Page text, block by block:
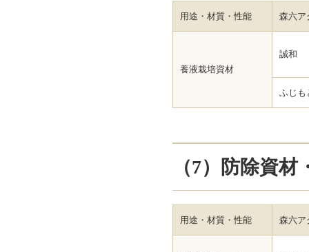
用途・材質・性能 森六ア
養液栽培資材
誠和
ふじも
（7）防除資材
用途・材質・性能 森六ア